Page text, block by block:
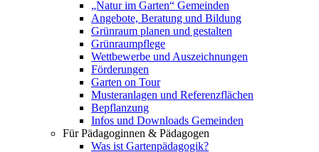
„Natur im Garten“ Gemeinden
Angebote, Beratung und Bildung
Grünraum planen und gestalten
Grünraumpflege
Wettbewerbe und Auszeichnungen
Förderungen
Garten on Tour
Musteranlagen und Referenzflächen
Bepflanzung
Infos und Downloads Gemeinden
Für Pädagoginnen & Pädagogen
Was ist Gartenpädagogik?